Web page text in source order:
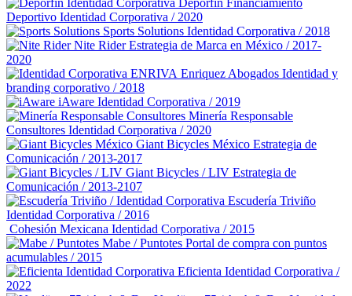
Deporfin Financiamiento
Deportivo Identidad Corporativa / 2020
Sports Solutions Identidad Corporativa / 2018
Nite Rider Estrategia de Marca en México / 2017-
2020
Enriquez Abogados Identidad y
branding corporativo / 2018
iAware Identidad Corporativa / 2019
Minería Responsable
Consultores Identidad Corporativa / 2020
Giant Bicycles México Estrategia de
Comunicación / 2013-2017
Giant Bicycles / LIV Estrategia de
Comunicación / 2013-2107
Escudería Triviño
Identidad Corporativa / 2016
Cohesión Mexicana Identidad Corporativa / 2015
Mabe / Puntotes Portal de compra con puntos
acumulables / 2015
Eficienta Identidad Corporativa /
2022